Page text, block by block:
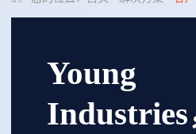
Young
Industries